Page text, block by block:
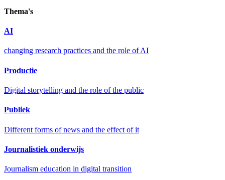
Thema's
AI
changing research practices and the role of AI
Productie
Digital storytelling and the role of the public
Publiek
Different forms of news and the effect of it
Journalistiek onderwijs
Journalism education in digital transition